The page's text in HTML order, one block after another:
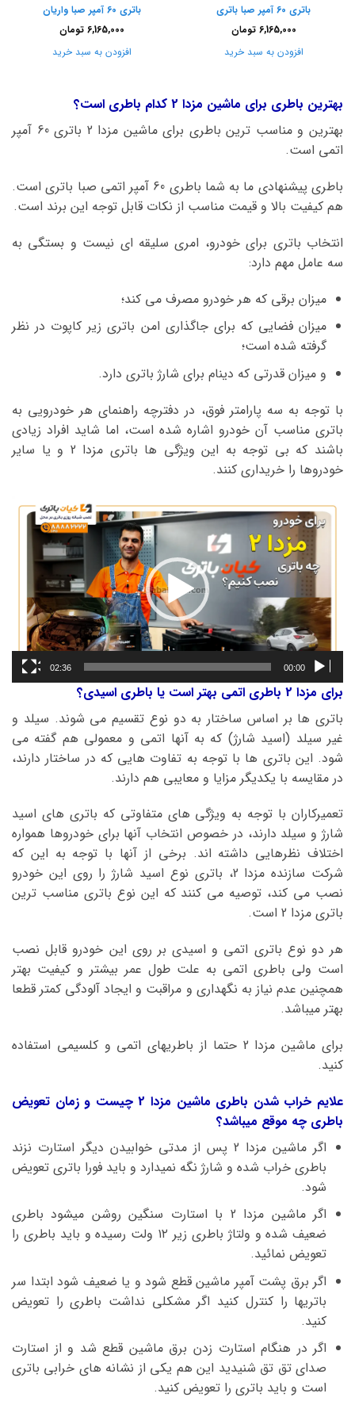
باتری 60 آمپر صبا باتری
6,165,000 تومان
افزودن به سبد خرید
باتری 60 آمپر صبا واریان
6,165,000 تومان
افزودن به سبد خرید
بهترین باطری برای ماشین مزدا 2 کدام باطری است؟
بهترین و مناسب ترین باطری برای ماشین مزدا 2 باتری 60 آمپر
اتمی است.
باطری پیشنهادی ما به شما باطری 60 آمپر اتمی صبا باتری است.
هم کیفیت بالا و قیمت مناسب از نکات قابل توجه این برند است.
انتخاب باتری برای خودرو، امری سلیقه ای نیست و بستگی به
سه عامل مهم دارد:
میزان برقی که هر خودرو مصرف می کند؛
میزان فضایی که برای جاگذاری امن باتری زیر کاپوت در نظر
گرفته شده است؛
و میزان قدرتی که دینام برای شارژ باتری دارد.
با توجه به سه پارامتر فوق، در دفترچه راهنمای هر خودرویی به
باتری مناسب آن خودرو اشاره شده است، اما شاید افراد زیادی
باشند که بی توجه به این ویژگی ها باتری مزدا 2 و یا سایر
خودروها را خریداری کنند.
نمایشگر
ویدیو
00:00
02:36
برای مزدا 2 باطری اتمی بهتر است یا باطری اسیدی؟
باتری ها بر اساس ساختار به دو نوع تقسیم می شوند. سیلد و
غیر سیلد (اسید شارژ) که به آنها اتمی و معمولی هم گفته می
شود. این باتری ها با توجه به تفاوت هایی که در ساختار دارند،
در مقایسه با یکدیگر مزایا و معایبی هم دارند.
تعمیرکاران با توجه به ویژگی های متفاوتی که باتری های اسید
شارژ و سیلد دارند، در خصوص انتخاب آنها برای خودروها همواره
اختلاف نظرهایی داشته اند. برخی از آنها با توجه به این که
شرکت سازنده مزدا 2، باتری نوع اسید شارژ را روی این خودرو
نصب می کند، توصیه می کنند که این نوع باتری مناسب ترین
باتری مزدا 2 است.
هر دو نوع باتری اتمی و اسیدی بر روی این خودرو قابل نصب
است ولی باطری اتمی به علت طول عمر بیشتر و کیفیت بهتر
همچنین عدم نیاز به نگهداری و مراقبت و ایجاد آلودگی کمتر قطعا
بهتر میباشد.
برای ماشین مزدا 2 حتما از باطریهای اتمی و کلسیمی استفاده
کنید.
علایم خراب شدن باطری ماشین مزدا 2 چیست و زمان تعویض
باطری چه موقع میباشد؟
اگر ماشین مزدا 2 پس از مدتی خوابیدن دیگر استارت نزند
باطری خراب شده و شارژ نگه نمیدارد و باید فورا باتری تعویض
شود.
اگر ماشین مزدا 2 با استارت سنگین روشن میشود باطری
ضعیف شده و ولتاژ باطری زیر ۱۲ ولت رسیده و باید باطری را
تعویض نمائید.
اگر برق پشت آمپر ماشین قطع شود و یا ضعیف شود ابتدا سر
باتریها را کنترل کنید اگر مشکلی نداشت باطری را تعویض
کنید.
اگر در هنگام استارت زدن برق ماشین قطع شد و از استارت
صدای تق تق شنیدید این هم یکی از نشانه های خرابی باتری
است و باید باتری را تعویض کنید.